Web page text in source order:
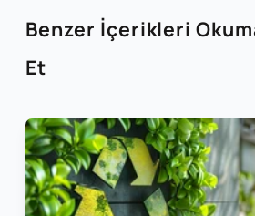
Benzer İçerikleri
Et